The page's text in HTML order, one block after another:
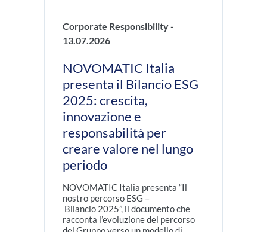
Corporate Responsibility -
13.07.2026
NOVOMATIC Italia
presenta il Bilancio ESG
2025: crescita,
innovazione e
responsabilità per
creare valore nel lungo
periodo
NOVOMATIC Italia presenta “Il
nostro percorso ESG –
Bilancio 2025”, il documento che
racconta l’evoluzione del percorso